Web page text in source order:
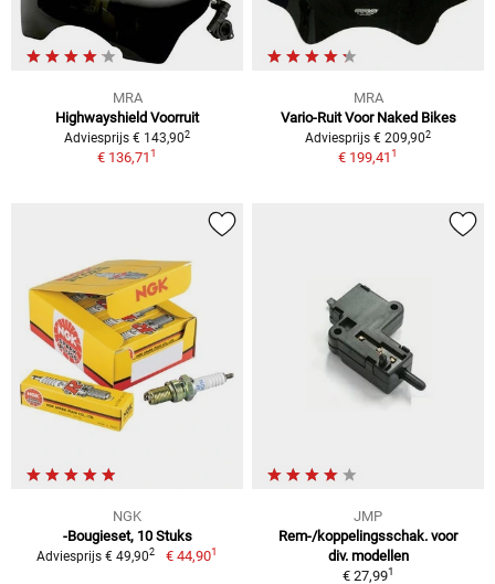
MRA
Highwayshield Voorruit
Adviesprijs € 143,902
€ 136,711
MRA
Vario-Ruit Voor Naked Bikes
Adviesprijs € 209,902
€ 199,411
NGK
-Bougieset, 10 Stuks
Adviesprijs € 49,902 € 44,901
JMP
Rem-/koppelingsschak. voor
div. modellen
€ 27,991